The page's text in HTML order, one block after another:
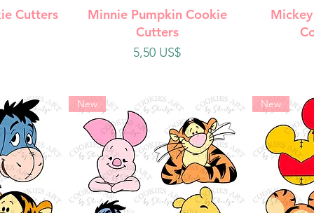
Cutters Vista rápida
Minnie Pumpkin Cookie
Cutters
Precio
5,50 US$
New New